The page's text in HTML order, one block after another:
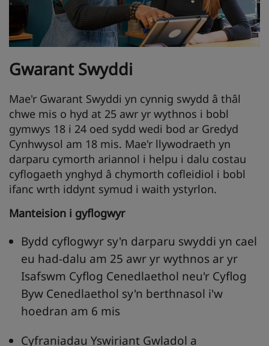
Gwarant Swyddi
Mae'r Gwarant Swyddi yn cynnig swydd â thâl
chwe mis o hyd at 25 awr yr wythnos i bobl
gymwys 18 i 24 oed sydd wedi bod ar Gredyd
Cynhwysol am 18 mis. Mae'r llywodraeth yn
darparu cymorth ariannol i helpu i dalu costau
cyflogaeth ynghyd â chymorth cofleidiol i bobl
ifanc wrth iddynt symud i waith ystyrlon.
Manteision i gyflogwyr
Bydd cyflogwyr sy'n darparu swyddi yn cael
eu had-dalu am 25 awr yr wythnos ar yr
Isafswm Cyflog Cenedlaethol neu'r Cyflog
Byw Cenedlaethol sy'n berthnasol i'w
hoedran am 6 mis
Cyfraniadau Yswiriant Gwladol a